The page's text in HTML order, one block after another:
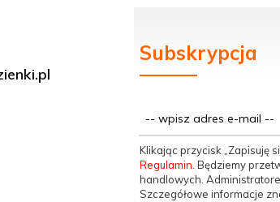
Subskrypcja
Klikając przycisk „Zapisuję
Regulamin. Będziemy
handlowych.
Szczegółowe informacje